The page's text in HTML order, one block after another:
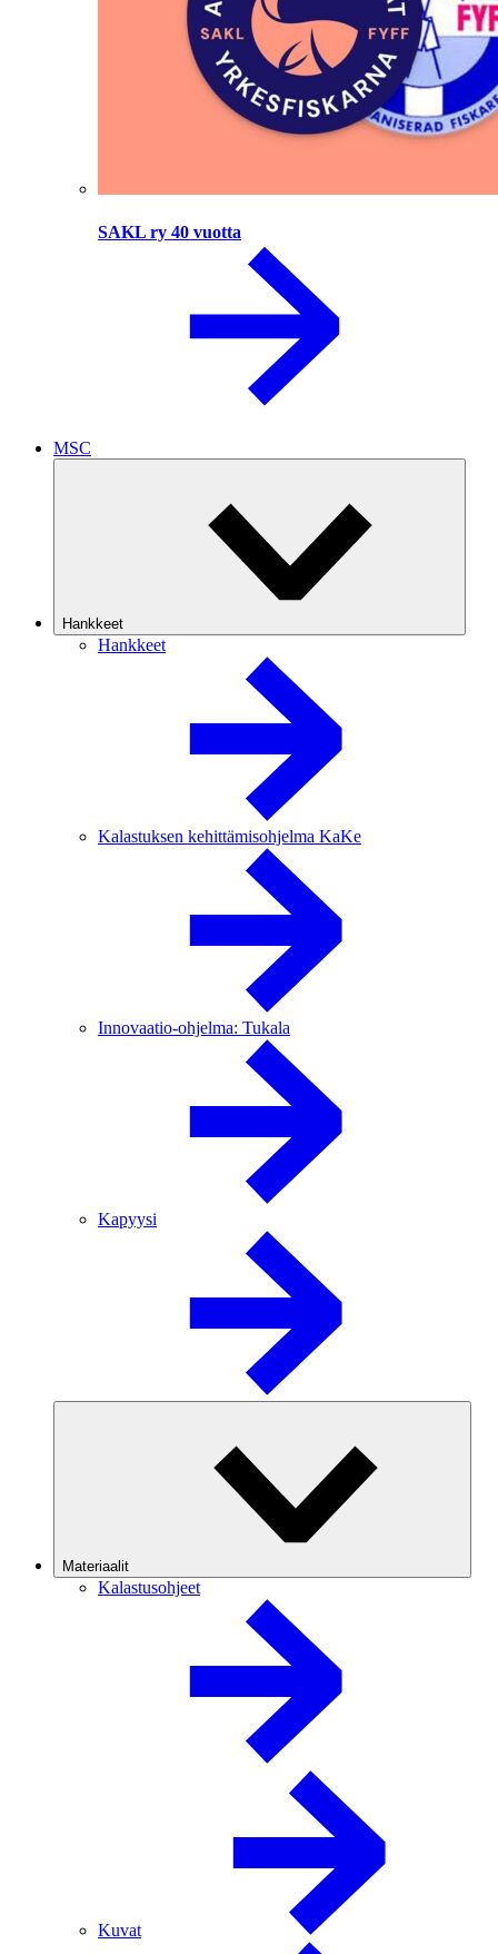
SAKL ry 40 vuotta
MSC
Hankkeet
Hankkeet
Kalastuksen kehittämisohjelma KaKe
Innovaatio-ohjelma: Tukala
Kapyysi
Materiaalit
Kalastusohjeet
Kuvat